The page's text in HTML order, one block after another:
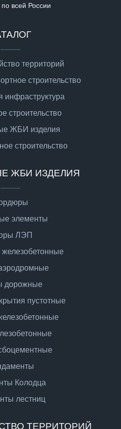
по всей России
территорий
строительство
инфраструктура
строительство
ЖБИ изделия
строительство
ЖБИ ИЗДЕЛИЯ
элементы
ЛЭП
дорожные
пустотные
Колодца
лестниц
ТЕРРИТОРИЙ